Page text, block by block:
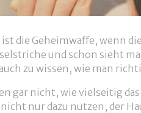
die Geheimwaffe, wenn
und schon sieht
zu wissen, wie man
gar nicht, wie vielseitig
nur dazu nutzen, der